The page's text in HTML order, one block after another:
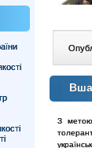
З метою